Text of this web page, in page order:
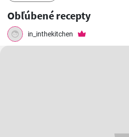
Obľúbené recepty
in_inthekitchen